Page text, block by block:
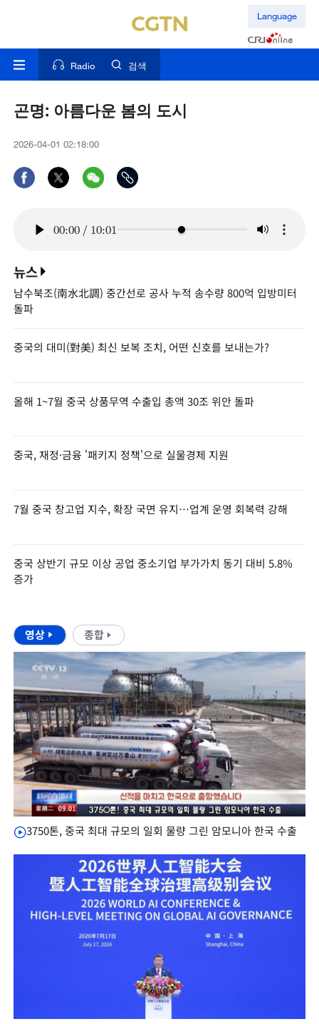
Language
Radio 검색
곤명: 아름다운 봄의 도시
2026-04-01 02:18:00
00:00 / 10:01
뉴스
남수북조(南水北調) 중간선로 공사 누적 송수량 800억 입방미터
돌파
중국의 대미(對美) 최신 보복 조치, 어떤 신호를 보내는가?
올해 1~7월 중국 상품무역 수출입 총액 30조 위안 돌파
중국, 재정·금융 '패키지 정책'으로 실물경제 지원
7월 중국 창고업 지수, 확장 국면 유지…업계 운영 회복력 강해
중국 상반기 규모 이상 공업 중소기업 부가가치 동기 대비 5.8%
증가
영상 종합
3750톤, 중국 최대 규모의 일회 물량 그린 암모니아 한국 수출